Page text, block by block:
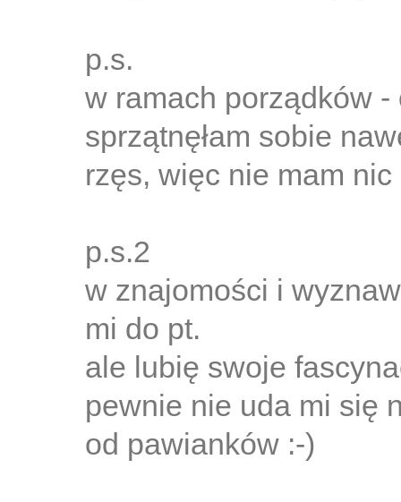
p.s.
w ramach porządków
sprzątnęłam sobie
rzęs, więc nie mam nic
p.s.2
w znajomości i
mi do pt.
ale lubię swoje
pewnie nie uda mi się
od pawianków :-)